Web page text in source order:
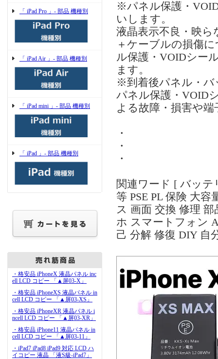
「 iPad Pro 」- 部品 機種別
「 iPad Air 」- 部品 機種別
「 iPad mini 」- 部品 機種別
「 iPad 」- 部品 機種別
・格安品 iPhoneX 液晶パネル inc
ell LCD コピー 「▲屏03-X」
・格安品 iPhoneXS 液晶パネル in
cell LCD コピー 「▲屏03-XS」
・格安品 iPhoneXR 液晶パネル i
ncell LCD コピー 「▲屏03-XR」
・格安品 iPhone11 液晶パネル in
cell LCD コピー 「▲屏03-11」
・iPad7 iPad8 iPad9 対応 LCD ハ
イコピー 液晶 「液S級-iPad7」
※パネル保護・
いします。
液晶表示不良・映ら
＋ケーブルの損傷
ル保護・VOIDシー
ます。
※到着後パネル・バ
パネル保護・VOID
よる故障・損害や
・
・
・
関連ワード [ バッテ
等 PSE PL 保険 大
ス 画面 交換 修理
ホ スマートフォン
己 分解 修復 DIY 自